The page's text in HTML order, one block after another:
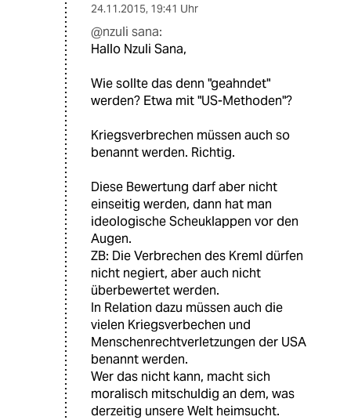
24.11.2015, 19:41 Uhr
@nzuli sana:
Hallo Nzuli Sana,
Wie sollte das denn "geahndet"
werden? Etwa mit "US-Methoden"?
Kriegsverbrechen müssen auch so
benannt werden. Richtig.
Diese Bewertung darf aber nicht
einseitig werden, dann hat man
ideologische Scheuklappen vor den
Augen.
ZB: Die Verbrechen des Kreml dürfen
nicht negiert, aber auch nicht
überbewertet werden.
In Relation dazu müssen auch die
vielen Kriegsverbechen und
Menschenrechtverletzungen der USA
benannt werden.
Wer das nicht kann, macht sich
moralisch mitschuldig an dem, was
derzeitig unsere Welt heimsucht.